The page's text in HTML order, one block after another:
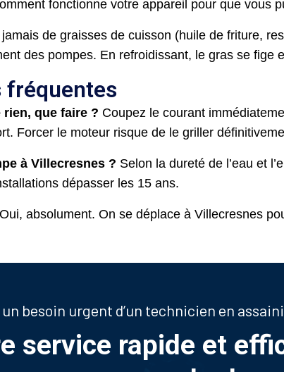
fonctionne votre appareil pour que vous
de graisses de cuisson (huile de friture,
des pompes. En refroidissant, le gras se fige
fréquentes
rien, que faire ? Coupez le courant
Forcer le moteur risque de le griller
à Villecresnes ? Selon la dureté de l’eau et
dépasser les 15 ans.
Oui, absolument. On se déplace à Villecresnes
un besoin urgent d’un technicien en
service rapide et